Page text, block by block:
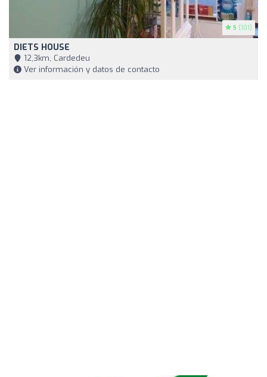
5 (101)
DIETS HOUSE
12,3km, Cardedeu
Ver información y datos de contacto